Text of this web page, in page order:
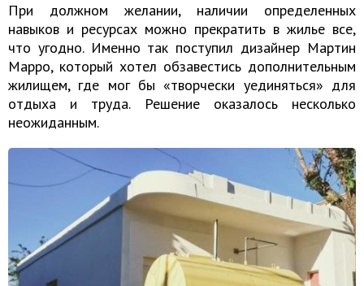
При должном желании, наличии определенных
навыков и ресурсах можно прекратить в жилье все,
что угодно. Именно так поступил дизайнер Мартин
Марро, который хотел обзавестись дополнительным
жилищем, где мог бы «творчески уединяться» для
отдыха и труда. Решение оказалось несколько
неожиданным.